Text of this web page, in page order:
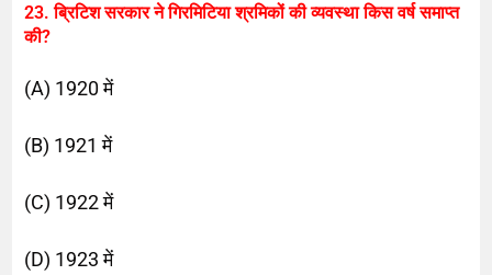
23. ब्रिटिश सरकार ने गिरमिटिया श्रमिकों की व्यवस्था किस वर्ष समाप्त
की?
(A) 1920 में
(B) 1921 में
(C) 1922 में
(D) 1923 में